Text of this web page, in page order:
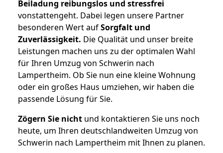
Beiladung reibungslos und stressfrei
vonstattengeht. Dabei legen unsere Partner
besonderen Wert aufSorgfalt und
Zuverlässigkeit. Die Qualität und unser breite
Leistungen machen uns zu der optimalen Wahl
für Ihren Umzug von Schwerin nach
Lampertheim. Ob Sie nun eine kleine Wohnung
oder ein großes Haus umziehen, wir haben die
passende Lösung für Sie.
Zögern Sie nicht und kontaktieren Sie uns noch
heute, um Ihren deutschlandweiten Umzug von
Schwerin nach Lampertheim mit Ihnen zu planen.